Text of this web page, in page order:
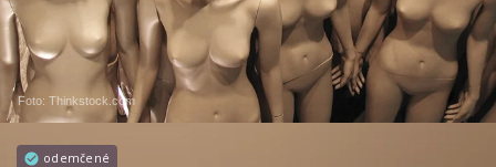
Foto: Thinkstock.com
odemčené